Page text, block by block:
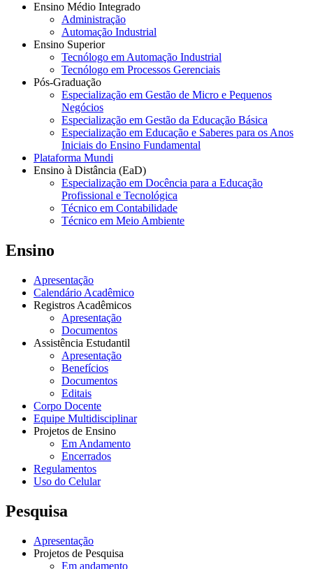
Ensino Médio Integrado
Administração
Automação Industrial
Ensino Superior
Tecnólogo em Automação Industrial
Tecnólogo em Processos Gerenciais
Pós-Graduação
Especialização em Gestão de Micro e Pequenos
Negócios
Especialização em Gestão da Educação Básica
Especialização em Educação e Saberes para os Anos
Iniciais do Ensino Fundamental
Plataforma Mundi
Ensino à Distância (EaD)
Especialização em Docência para a Educação
Profissional e Tecnológica
Técnico em Contabilidade
Técnico em Meio Ambiente
Ensino
Apresentação
Calendário Acadêmico
Registros Acadêmicos
Apresentação
Documentos
Assistência Estudantil
Apresentação
Benefícios
Documentos
Editais
Corpo Docente
Equipe Multidisciplinar
Projetos de Ensino
Em Andamento
Encerrados
Regulamentos
Uso do Celular
Pesquisa
Apresentação
Projetos de Pesquisa
Em andamento